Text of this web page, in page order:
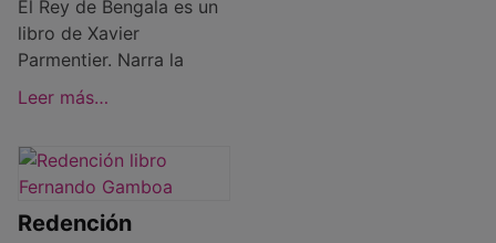
El Rey de Bengala es un
libro de Xavier
Parmentier. Narra la
Leer más…
Redención